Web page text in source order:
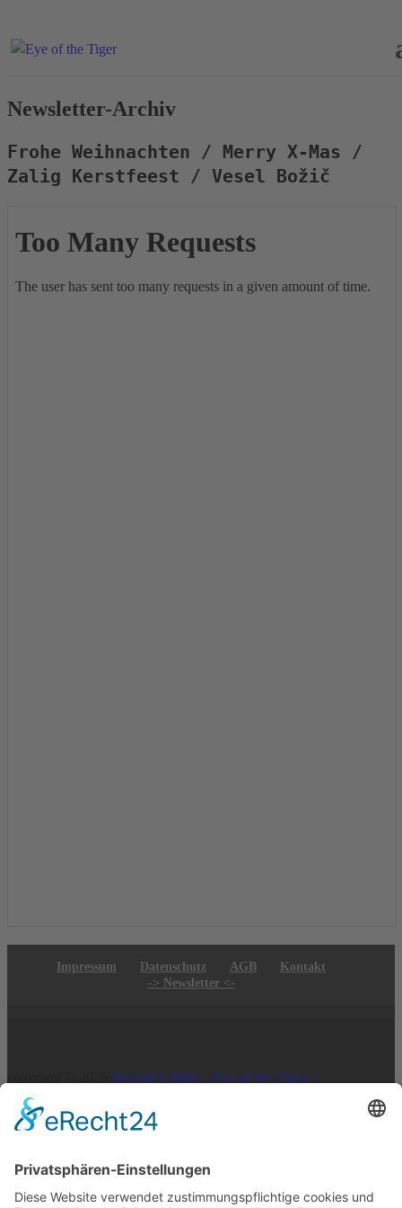
Newsletter-Archiv
Frohe Weihnachten / Merry X-Mas /
Zalig Kerstfeest / Vesel Božič
Impressum Datenschutz AGB
Kontakt
-> Newsletter <-
Harald Löffler - Eye of the Tiger |
Vertrag widerrufen